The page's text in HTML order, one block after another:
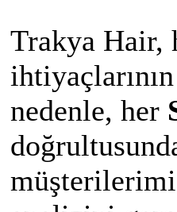
Trakya Hair,
nedenle, her